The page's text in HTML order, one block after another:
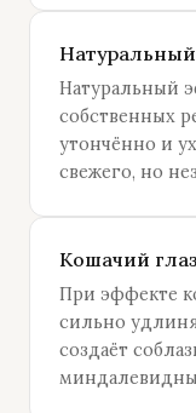
Натуральный
Натуральный
собственных
утончённо и
свежего, но
Кошачий
При эффекте
сильно
создаёт